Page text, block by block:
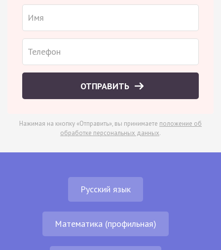
ОТПРАВИТЬ
Нажимая на кнопку «Отправить», вы принимаете положение об
обработке персональных данных.
Русский язык
Математика (профильная)